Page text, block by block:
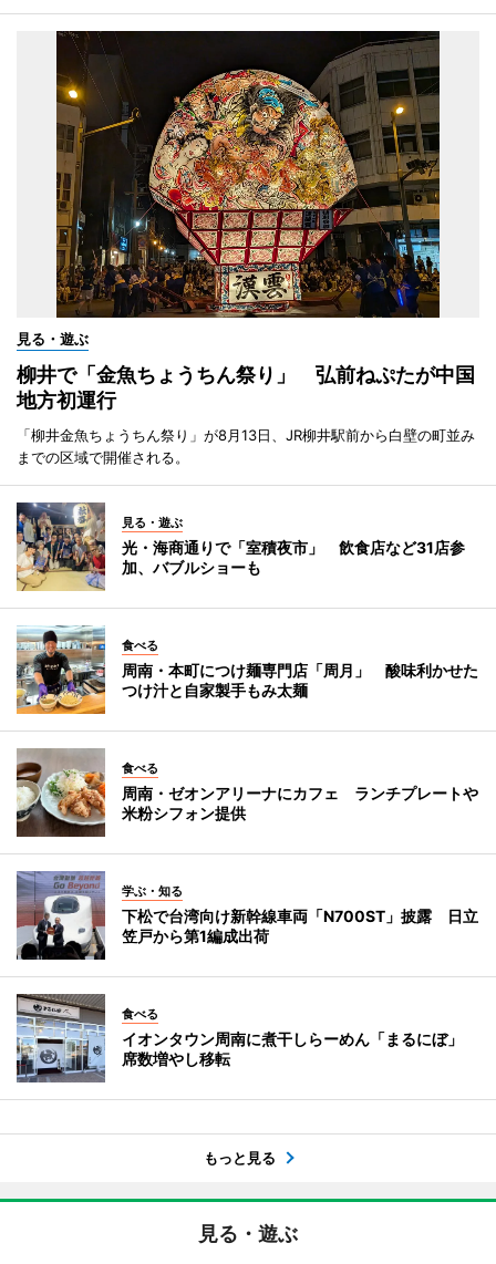
見る・遊ぶ
柳井で「金魚ちょうちん祭り」 弘前ねぷたが中国
地方初運行
「柳井金魚ちょうちん祭り」が8月13日、JR柳井駅前から白壁の町並み
までの区域で開催される。
見る・遊ぶ
光・海商通りで「室積夜市」 飲食店など31店参
加、バブルショーも
食べる
周南・本町につけ麺専門店「周月」 酸味利かせた
つけ汁と自家製手もみ太麺
食べる
周南・ゼオンアリーナにカフェ ランチプレートや
米粉シフォン提供
学ぶ・知る
下松で台湾向け新幹線車両「N700ST」披露 日立
笠戸から第1編成出荷
食べる
イオンタウン周南に煮干しらーめん「まるにぼ」
席数増やし移転
もっと見る
見る・遊ぶ